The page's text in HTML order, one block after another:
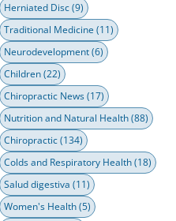
Herniated Disc(9)
Traditional Medicine (11)
Neurodevelopment(6)
Children(22)
Chiropractic News(17)
Nutrition and Natural Health(88)
Chiropractic(134)
Colds and Respiratory Health(18)
Salud digestiva (11)
Women's Health(5)